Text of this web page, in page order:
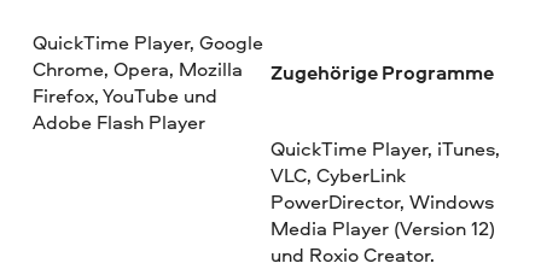
QuickTime Player, Google
Chrome, Opera, Mozilla
Firefox, YouTube und
Adobe Flash Player
Zugehörige Programme
QuickTime Player, iTunes,
VLC, CyberLink
PowerDirector, Windows
Media Player (Version 12)
und Roxio Creator.